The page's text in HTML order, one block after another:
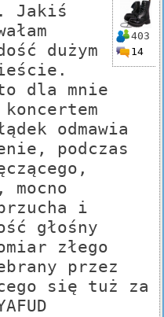
403
14
Jakiś
dużym
dla mnie
odmawia
podczas
mocno
i
głośny
złego
przez
się tuż za